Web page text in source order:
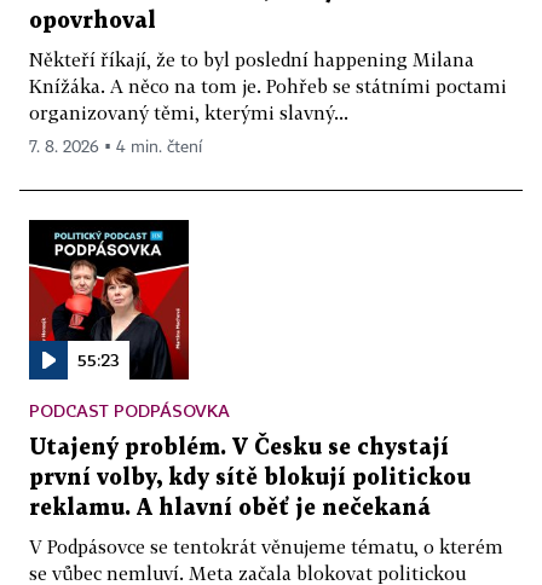
opovrhoval
Někteří říkají, že to byl poslední happening Milana
Knížáka. A něco na tom je. Pohřeb se státními poctami
organizovaný těmi, kterými slavný...
7. 8. 2026 ▪ 4 min. čtení
55:23
PODCAST PODPÁSOVKA
Utajený problém. V Česku se chystají
první volby, kdy sítě blokují politickou
reklamu. A hlavní oběť je nečekaná
V Podpásovce se tentokrát věnujeme tématu, o kterém
se vůbec nemluví. Meta začala blokovat politickou